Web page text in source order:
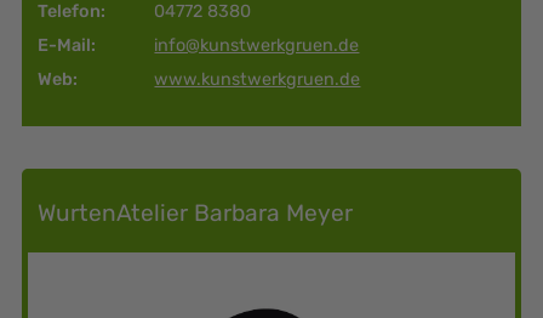
Telefon:
04772 8380
E-Mail:
info@kunstwerkgruen.de
Web:
www.kunstwerkgruen.de
WurtenAtelier Barbara Meyer